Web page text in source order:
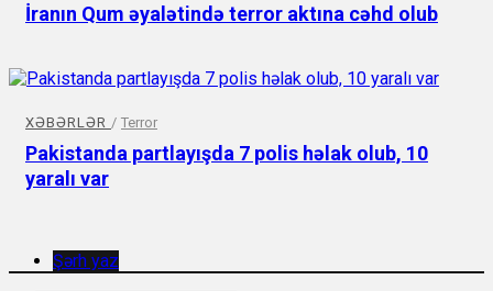
İranın Qum əyalətində terror aktına cəhd olub
XƏBƏRLƏR / Terror
Pakistanda partlayışda 7 polis həlak olub, 10
yaralı var
Şərh yaz